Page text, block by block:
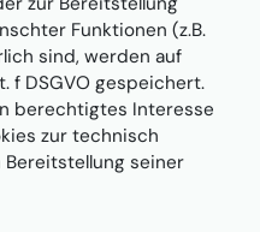
Funktionen (z.B.
sind, werden auf
f DSGVO gespeichert.
berechtigtes Interesse
zur technisch
seiner